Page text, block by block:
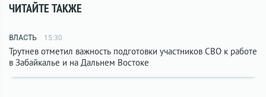
ЧИТАЙТЕ ТАКЖЕ
ВЛАСТЬ 15:30
Трутнев отметил важность подготовки участников СВО к работе
в Забайкалье и на Дальнем Востоке